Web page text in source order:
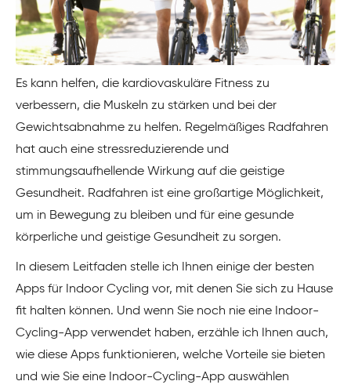
Es kann helfen, die kardiovaskuläre Fitness zu
verbessern, die Muskeln zu stärken und bei der
Gewichtsabnahme zu helfen. Regelmäßiges Radfahren
hat auch eine stressreduzierende und
stimmungsaufhellende Wirkung auf die geistige
Gesundheit. Radfahren ist eine großartige Möglichkeit,
um in Bewegung zu bleiben und für eine gesunde
körperliche und geistige Gesundheit zu sorgen.
In diesem Leitfaden stelle ich Ihnen einige der besten
Apps für Indoor Cycling vor, mit denen Sie sich zu Hause
fit halten können. Und wenn Sie noch nie eine Indoor-
Cycling-App verwendet haben, erzähle ich Ihnen auch,
wie diese Apps funktionieren, welche Vorteile sie bieten
und wie Sie eine Indoor-Cycling-App auswählen